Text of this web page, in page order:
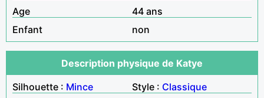
Age
44 ans
Enfant
non
Description physique de Katye
Silhouette : Mince Style : Classique